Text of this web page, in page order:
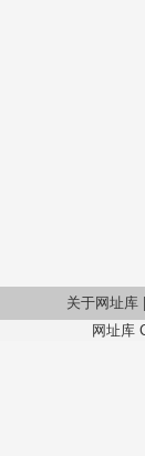
关于网址库
网址库